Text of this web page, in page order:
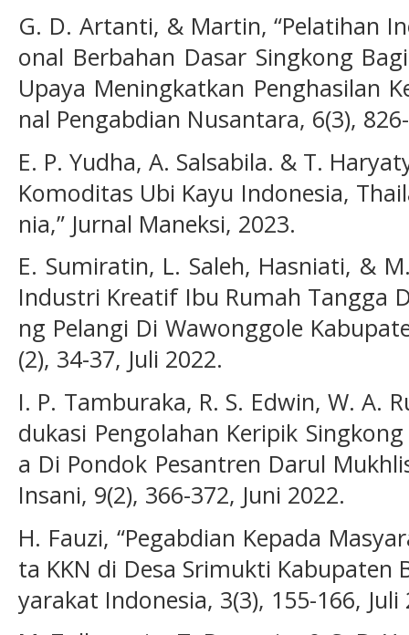
G. D. Artanti, & Martin, “Pelatihan
onal Berbahan Dasar Singkong
Upaya Meningkatkan Penghasilan
nal Pengabdian Nusantara, 6(3),
E. P. Yudha, A. Salsabila. & T.
Komoditas Ubi Kayu Indonesia,
nia,” Jurnal Maneksi, 2023.
E. Sumiratin, L. Saleh, Hasniati, &
Industri Kreatif Ibu Rumah Tangga
ng Pelangi Di Wawonggole
(2), 34-37, Juli 2022.
I. P. Tamburaka, R. S. Edwin, W. A.
dukasi Pengolahan Keripik
a Di Pondok Pesantren Darul
Insani, 9(2), 366-372, Juni 2022.
H. Fauzi, “Pegabdian Kepada
ta KKN di Desa Srimukti Kabupaten
yarakat Indonesia, 3(3), 155-166, Juli